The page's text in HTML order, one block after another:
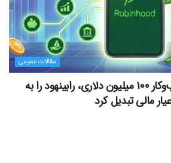
مقالات عمومی
درخشش ۱۳ خط کسب‌وکار ۱۰۰ میلیون دلاری، رابینهود را به
مالی تبدیل کرد